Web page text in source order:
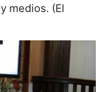
medios. (El